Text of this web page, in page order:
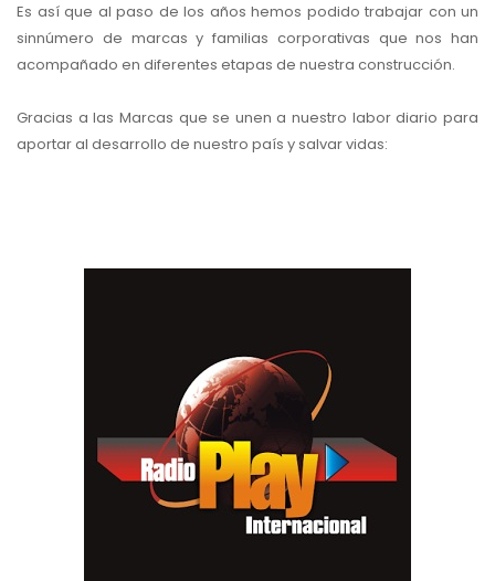
Es así que al paso de los años hemos podido trabajar con un
sinnúmero de marcas y familias corporativas que nos han
acompañado en diferentes etapas de nuestra construcción.
Gracias a las Marcas que se unen a nuestro labor diario para
aportar al desarrollo de nuestro país y salvar vidas: